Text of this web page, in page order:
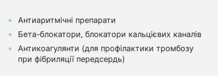
Антиаритмічні препарати
Бета-блокатори, блокатори кальцієвих каналів
Антикоагулянти (для профілактики тромбозу
при фібриляції передсердь)